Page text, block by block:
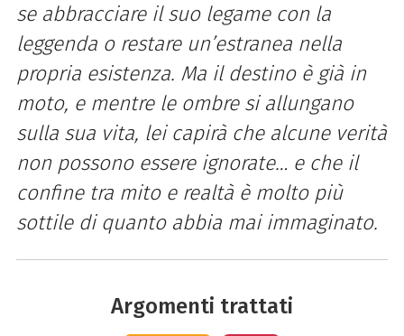
se abbracciare il suo legame con la
leggenda o restare un’estranea nella
propria esistenza. Ma il destino è già in
moto, e mentre le ombre si allungano
sulla sua vita, lei capirà che alcune verità
non possono essere ignorate… e che il
confine tra mito e realtà è molto più
sottile di quanto abbia mai immaginato.
Argomenti trattati